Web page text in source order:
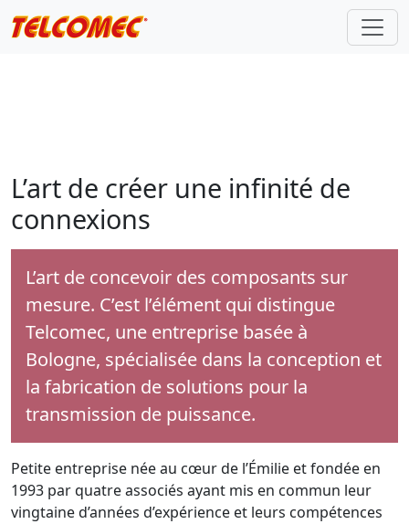
L’art de créer une infinité de
connexions
L’art de concevoir des composants sur
mesure. C’est l’élément qui distingue
Telcomec, une entreprise basée à
Bologne, spécialisée dans la conception et
la fabrication de solutions pour la
transmission de puissance.
Petite entreprise née au cœur de l’Émilie et fondée en
1993 par quatre associés ayant mis en commun leur
vingtaine d’années d’expérience et leurs compétences